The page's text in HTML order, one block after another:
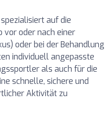
auf die
vor oder nach einer
oder bei der Behandlung
individuell angepasste
als auch für die
schnelle, sichere und
Aktivität zu